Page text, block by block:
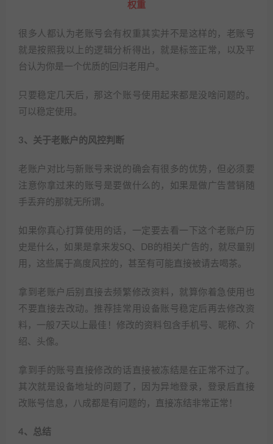
权重
很多人都认为老账号会有权重其实并不是这样的，老账号
就是按照我以上的逻辑分析得出，就是标签正常，以及平
台认为你是一个优质的回归老用户。
只要稳定几天后，那这个账号使用起来都是没啥问题的。
可以稳定使用。
3、关于老账户的风控判断
老账户对比与新账号来说的确会有很多的优势，但必须要
注意你拿过来的账号是要做什么的，如果是做广告营销随
手丢弃的那就无所谓。
如果你真心打算使用的话，一定要去看一下这个老账户历
史是什么，如果是拿来发SQ、DB的相关广告的，就尽量别
用，这些属于高度风控的，甚至有可能直接被请去喝茶。
拿到老账户后别直接去频繁修改资料，就算你着急使用也
不要直接去改动。推荐挂常用设备账号稳定后再去修改资
料，一般7天以上最佳！修改的资料包含手机号、昵称、介
绍、头像。
拿到手的账号直接修改的话直接被冻结是在正常不过了。
其次就是设备地址的问题了，因为异地登录，登录后直接
改账号信息，八成都是有问题的，直接冻结非常正常！
4、总结